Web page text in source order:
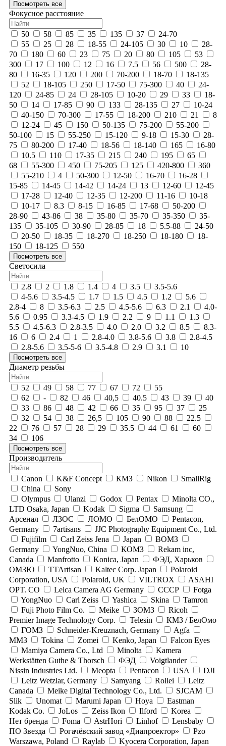
Посмотреть все
Фокусное расстояние
50 58 85 35 135 37
24-70
55
25 28 18-55 24-105 30 10
28-
70
180 60 23 75 20 80 105
53
300
17 100 12 16 7.5 56 500
28-
80
16-35 120 200 70-200 18-70
18-135
52
18-105 250 17-50 75-300 40
24-
120
24-85 24 28-105 10-20 29 33
18-
50
14 17-85 90 133 28-135 27
10-24
40-150
70-300 17-55 18-200 210 21
8
12-24
45 150 50-135 75-200
55-200
50-100
15 55-250 15-120 9-18 15-30
28-
75
80-200 17-40 18-56 18-140 165
16-80
10.5
110 17-35 215 240 195
65
68
55-300 450 75-205 125 420-800
360
55-210
4 50-300 12-50 16-70
16-28
15-85
14-45 14-42 14-24 13 12-60
12-45
17-28
12-40 12-35 12-200 11-16
10-18
10-17
8.3 8-15 16-85 17-68
50-200
28-90
43-86 38 35-80 35-70 35-350
35-
135
35-105 30-90 28-85 18 5.5-88
24-50
20-50
18-35 18-270 18-250 18-180
18-
150
18-125 550
Посмотреть все
Светосила
2.8 2 1.8 1.4 4 3.5
3.5-5.6
4-5.6
3.5-4.5 1.7 1.5 4.5 1.2
5.6
2.8-4
8 3.5-6.3 2.5 4.5-5.6 6.3 2.1
4.0-
5.6
0.95 3.3-4.5 1.9 2.2 9 1.1
1.3
5.5
4.5-6.3 2.8-3.5 4.0 2.0 3.2 8.5
8.3-
16
6 2.4 1 2.8-4.0 3.8-5.6 3.8
2.8-4.5
2.8-5.6
3.5-5-6 3.5-4.8 2.9 3.1 10
Посмотреть все
Диаметр резьбы
52 49 58 77 67 72
55
62
- 82 46 40,5 40.5 43 39
40
33
86 48 42 66 35 95 37
25
32
54 38 26,5 105 90 88
22.5
22
76 57 28 29 35.5 44 61
60
34
106
Посмотреть все
Производитель
Canon K&F Concept КМЗ Nikon
SmallRig
China
Sony
Olympus
Ulanzi Godox Pentax
Minolta CO.,
LTD Osaka, Japan
Kodak Sigma
Samsung
Арсенал
ЛЗОС ЛОМО БелОМО
Pentacon,
Germany
7artisans
JJC Photography Equipment Co., Ltd.
Fujifilm
Carl Zeiss Jena Japan
ВОМЗ
Germany
YongNuo, China КОМЗ
Rekam inc,
Canada
Manfrotto Konica, Japan
ФЭД, Харьков
ОМЗЮ
TTArtisan Kaltec Corp. Japan
Polaroid
Corporation, USA
Polaroid, UK VILTROX
ASAHI
OPT. CO
Leica Camera AG Germany СССР
Fotga
YongNuo
Carl Zeiss Yashica Skina
Tamron
Fuji Photo Film Co.
Meike ЗОМЗ
Ricoh
Premier Image Technology Corp.
Telesin
КМЗ / БелОмо
ГОМЗ
Schneider-Kreuznach, Germany
Agfa
ММЗ
Tokina Zomei Kenko, Japan
Falcon Eyes
Mamiya Camera Co., Ltd
Minolta
Kamera
Werkstätten Guthe & Thorsch
ФЭД
Voigtlander
Nissin Industries Ltd.
Meopta Pentacon USA
DJI
Leitz Wetzlar, Germany
Samyang Rollei
Leitz
Canada
Meike Digital Technology Co., Ltd.
SJCAM
Slik
Unomat Marumi Japan Hoya
Eastman
Kodak Co.
JoLos Zeiss Ikon Ilford
Korea
Нет бренда
Foma AstrHori Linhof
Lensbaby
ПО Звезда
Рогачёвский завод «Диапроектор»
Pzo
Warszawa, Poland
Raylab
Kyocera Corporation, Japan